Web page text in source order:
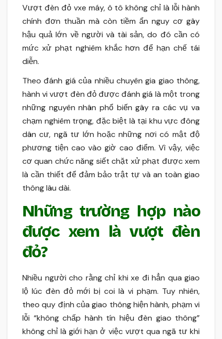
Vượt đèn đỏ vxe máy, ô tô không chỉ là lỗi hành
chính đơn thuần mà còn tiềm ẩn nguy cơ gây
hậu quả lớn về người và tài sản, do đó cần có
mức xử phạt nghiêm khắc hơn để hạn chế tái
diễn.
Theo đánh giá của nhiều chuyên gia giao thông,
hành vi vượt đèn đỏ được đánh giá là một trong
những nguyên nhân phổ biến gây ra các vụ va
chạm nghiêm trọng, đặc biệt là tại khu vực đông
dân cư, ngã tư lớn hoặc những nơi có mật độ
phương tiện cao vào giờ cao điểm. Vì vậy, việc
cơ quan chức năng siết chặt xử phạt được xem
là cần thiết để đảm bảo trật tự và an toàn giao
thông lâu dài.
Những trường hợp nào
được xem là vượt đèn
đỏ?
Nhiều người cho rằng chỉ khi xe đi hẳn qua giao
lộ lúc đèn đỏ mới bị coi là vi phạm. Tuy nhiên,
theo quy định của giao thông hiện hành, phạm vi
lỗi “không chấp hành tín hiệu đèn giao thông”
không chỉ là giới hạn ở việc vượt qua ngã tư khi